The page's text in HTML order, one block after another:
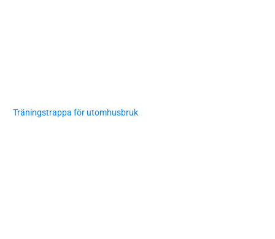
Träningstrappa för utomhusbruk